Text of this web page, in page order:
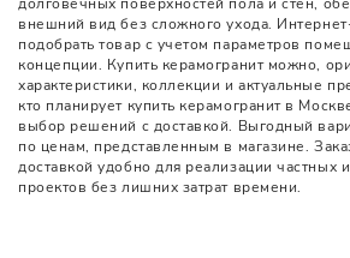
внешний вид без сложного ухода.
подобрать товар с учетом параметров
концепции. Купить керамогранит можно,
характеристики, коллекции и актуальные
кто планирует купить керамогранит в
выбор решений с доставкой. Выгодный
по ценам, представленным в магазине.
доставкой удобно для реализации частных
проектов без лишних затрат времени.